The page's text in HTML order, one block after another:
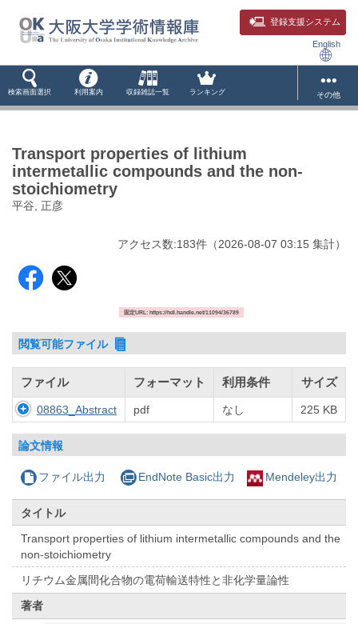
登録支援システム
English
検索画面選択 利用案内 収録雑誌一覧 ランキング その他
Transport properties of lithium
intermetallic compounds and the non-
stoichiometry
平谷, 正彦
アクセス数:183件 （2026-08-07 03:15 集計）
固定URL: https://hdl.handle.net/11094/36789
閲覧可能ファイル
ファイル フォーマット 利用条件 サイズ
08863_Abstract pdf なし 225 KB
論文情報
ファイル出力 EndNote Basic出力 Mendeley出力
タイトル
Transport properties of lithium intermetallic compounds and the
non-stoichiometry
リチウム金属間化合物の電荷輸送特性と非化学量論性
著者